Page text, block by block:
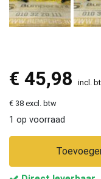
€ 45,98 incl.
€ 38 excl. btw
1 op voorraad